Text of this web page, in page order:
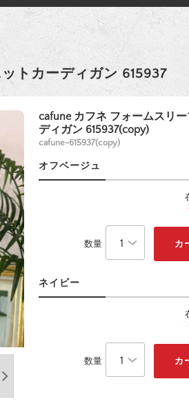
トカーディガン 615937
cafune カフネ フォームスリ
ディガン 615937(copy)
cafune-615937(copy)
オフベージュ
数量
ネイビー
数量